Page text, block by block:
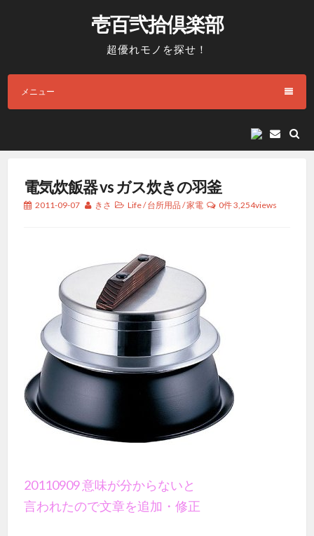
ツ
ス
ッ
壱百弐拾倶楽部
超優れモノを探せ！
メニュー
E
ー
電気炊飯器 vs ガス炊きの羽釜
2011-09-07 きさ Life/台所用品 /家電 0件3,254views
20110909 意味が分からないと
言われたので文章を追加・修正